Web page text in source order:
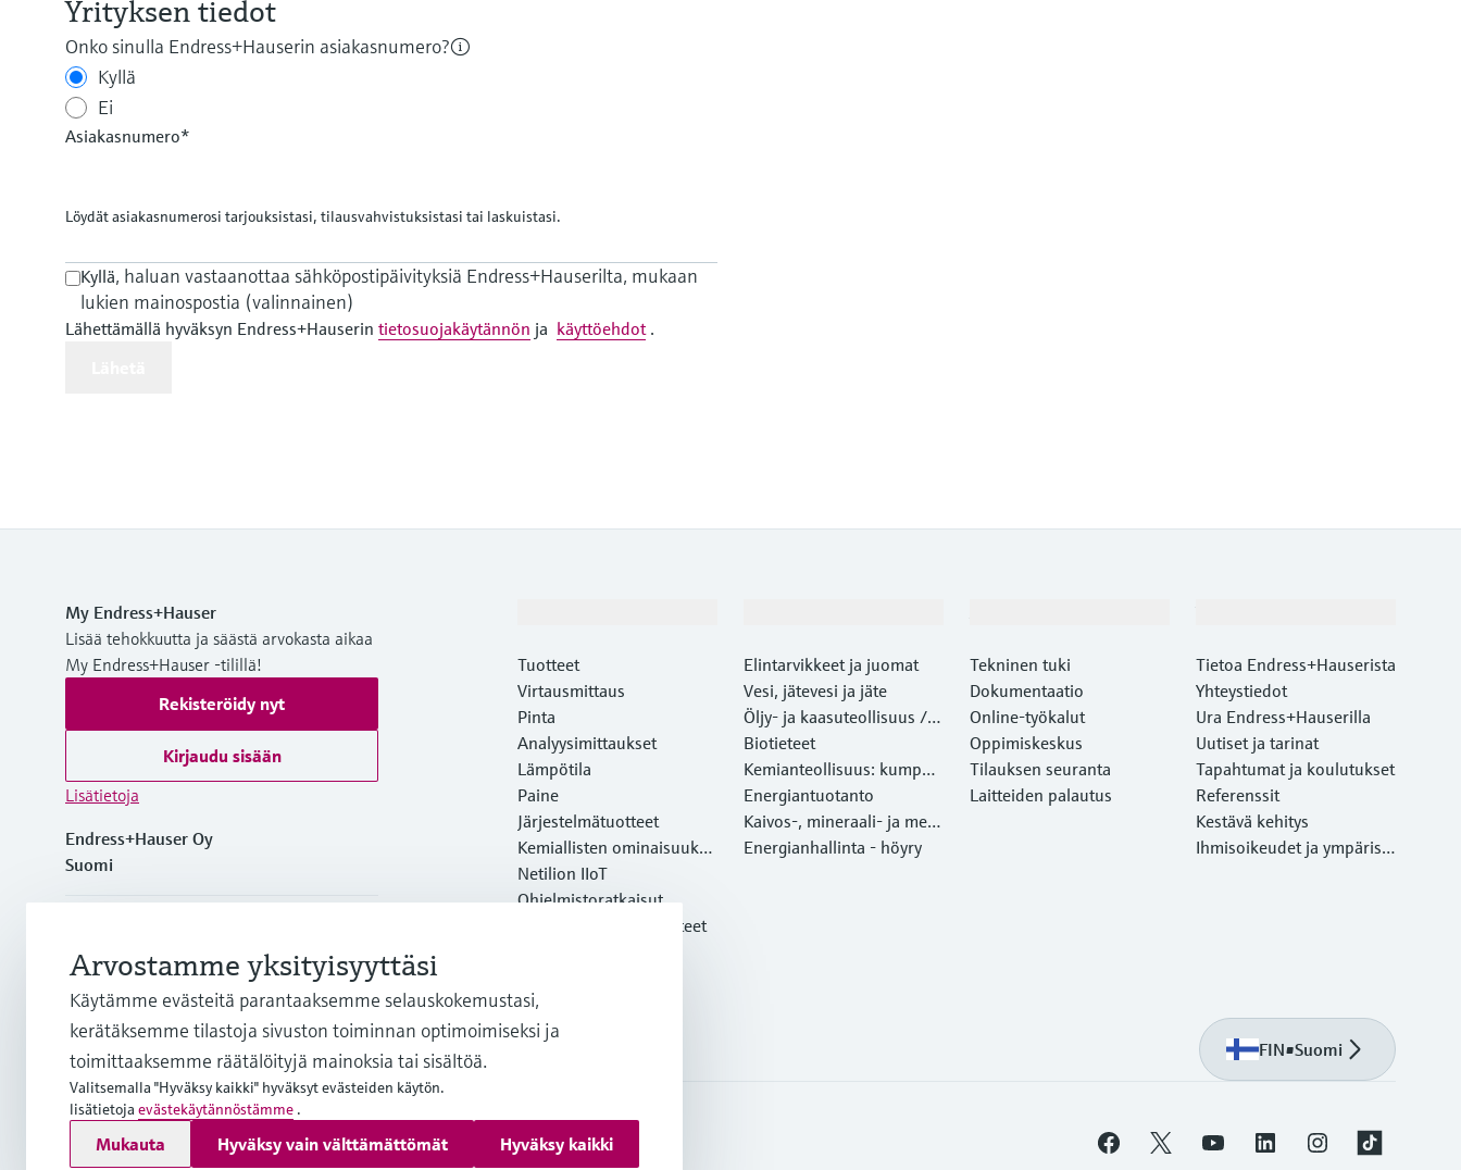
Yrityksen tiedot
Onko sinulla Endress+Hauserin asiakasnumero?
Kyllä
Ei
Asiakasnumero*
Löydät asiakasnumerosi tarjouksistasi, tilausvahvistuksistasi tai laskuistasi.
Kyllä, haluan vastaanottaa sähköpostipäivityksiä Endress+Hauserilta, mukaan
lukien mainospostia (valinnainen)
Lähettämällä hyväksyn Endress+Hauserin tietosuojakäytännön ja käyttöehdot.
My Endress+Hauser
Lisää tehokkuutta ja säästä arvokasta aikaa
My Endress+Hauser -tilillä!
Rekisteröidy nyt
Kirjaudu sisään
Lisätietoja
Endress+Hauser Oy
Suomi
info.fi@endress.com
firstname.lastname@endress.com
Tuotteet
Virtausmittaus
Pinta
Analyysimittaukset
Lämpötila
Paine
Järjestelmätuotteet
Kemiallisten ominaisuuksi
en optinen analyysi
Netilion IIoT
Ohjelmistoratkaisut
Esittelyssä olevat tuotteet
Elintarvikkeet ja juomat
Vesi, jätevesi ja jäte
Öljy- ja kaasuteollisuus /
Marine
Biotieteet
Kemianteollisuus: kumppa
ni kestävään menestyksee
n
Energiantuotanto
Kaivos-, mineraali- ja meta
lliteollisuus
Energianhallinta - höyry
Tekninen tuki
Dokumentaatio
Online-työkalut
Oppimiskeskus
Tilauksen seuranta
Laitteiden palautus
Tietoa Endress+Hauserista
Yhteystiedot
Ura Endress+Hauserilla
Uutiset ja tarinat
Tapahtumat ja koulutukset
Referenssit
Kestävä kehitys
Ihmisoikeudet ja ympärist
FIN•Suomi
Julkaisutiedot
KäyttöehdotTietosuojakäytäntöYleiset sopimusehdot
Arvostamme yksityisyyttäsi
Käytämme evästeitä parantaaksemme selauskokemustasi,
kerätäksemme tilastoja sivuston toiminnan optimoimiseksi ja
toimittaaksemme räätälöityjä mainoksia tai sisältöä.
Valitsemalla "Hyväksy kaikki" hyväksyt evästeiden käytön.
lisätietoja evästekäytännöstämme .
Mukauta Hyväksy vain välttämättömät Hyväksy kaikki